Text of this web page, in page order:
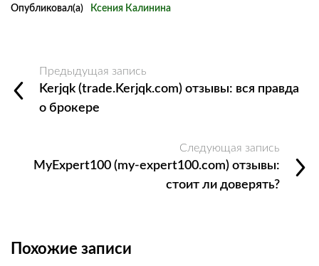
Опубликовал(а) Ксения Калинина
Предыдущая запись
Kerjqk (trade.Kerjqk.com) отзывы: вся правда
о брокере
Следующая запись
MyExpert100 (my-expert100.com) отзывы:
стоит ли доверять?
Похожие записи